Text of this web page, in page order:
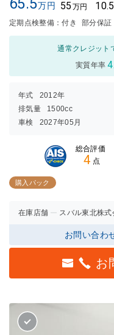
65.5万円 55 万円 10.5
定期点検整備：付き 部分保証
通常クレジット
実質年率
年式 2012年
排気量
1500cc
車検
2027年05月
総合評価
4 点
購入パック
在庫店舗 スバル東北株
お問い合わ
お